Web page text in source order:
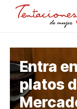
Entra
platos